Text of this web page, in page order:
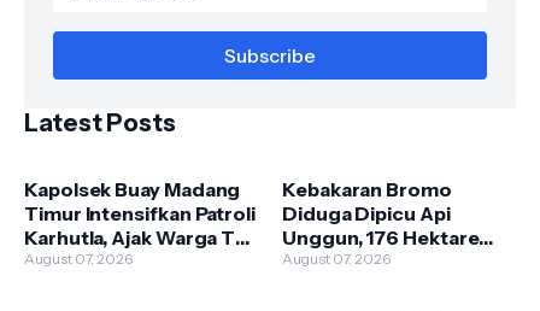
Latest Posts
Kapolsek Buay Madang
Timur Intensifkan Patroli
Karhutla, Ajak Warga Tak
Membakar Hutan dan
August 07, 2026
Kebakaran Bromo
Diduga Dipicu Api
Unggun, 176 Hektare
Lahan TNBTS Terbakar
August 07, 2026